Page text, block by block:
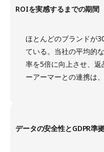
ROIを実感するまでの期間
ほとんどのブランドが
ている。当社の平均的
率を5倍に向上させ、
ーアーマーとの連携は
データの安全性とGDPR準